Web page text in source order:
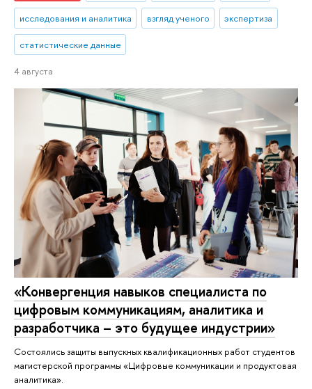
исследования и аналитика взгляд ученого экспертиза
статистические данные
4 августа
«Конвергенция навыков специалиста по
цифровым коммуникациям, аналитика и
разработчика – это будущее индустрии»
Состоялись защиты выпускных квалификационных работ студентов
магистерской программы «Цифровые коммуникации и продуктовая
аналитика».